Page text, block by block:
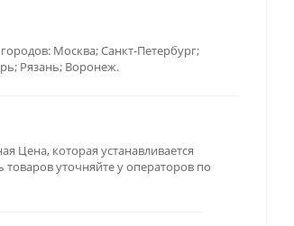
Москва; Санкт-Петербург;
Рязань; Воронеж.
Цена, которая устанавливается
уточняйте у операторов по